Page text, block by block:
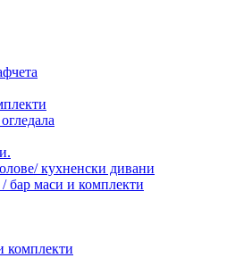
кухненски дивани
бар маси и комплекти
комплекти